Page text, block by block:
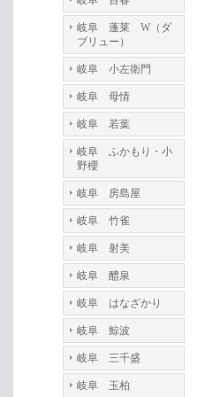
岐阜 蓬莱 W（ダ
ブリュー）
岐阜 小左衛門
岐阜 母情
岐阜 若葉
岐阜 ふかもり・小
野櫻
岐阜 房島屋
岐阜 竹雀
岐阜 射美
岐阜 醴泉
岐阜 はなざかり
岐阜 鯨波
岐阜 三千盛
岐阜 玉柏